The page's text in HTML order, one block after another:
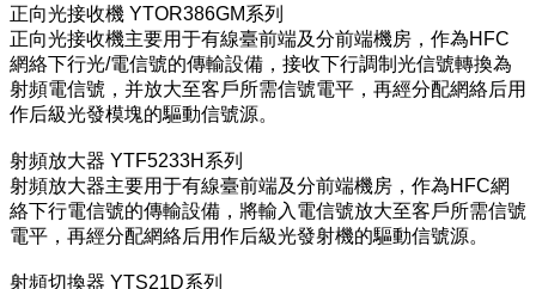
正向光接收機 YTOR386GM系列
正向光接收機主要用于有線臺前端及分前端機房，作為HFC
網絡下行光/電信號的傳輸設備，接收下行調制光信號轉換為
射頻電信號，并放大至客戶所需信號電平，再經分配網絡后用
作后級光發模塊的驅動信號源。
射頻放大器 YTF5233H系列
射頻放大器主要用于有線臺前端及分前端機房，作為HFC網
絡下行電信號的傳輸設備，將輸入電信號放大至客戶所需信號
電平，再經分配網絡后用作后級光發射機的驅動信號源。
射頻切換器 YTS21D系列